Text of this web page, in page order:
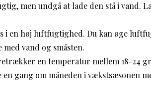
men undgå at lade den stå i vand.
i en høj luftfugtighed. Du kan øge
vand og småsten.
en temperatur mellem 18-24
gang om måneden i vækstsæsonen